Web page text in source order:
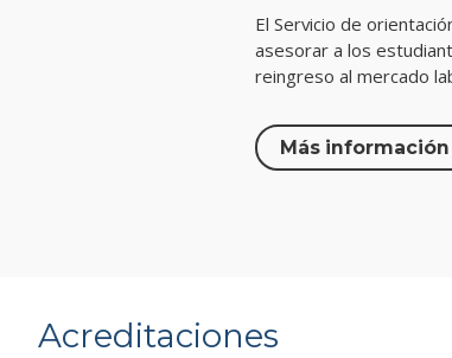
El Servicio de
asesorar a los
reingreso al mercado
Más información
Acreditaciones